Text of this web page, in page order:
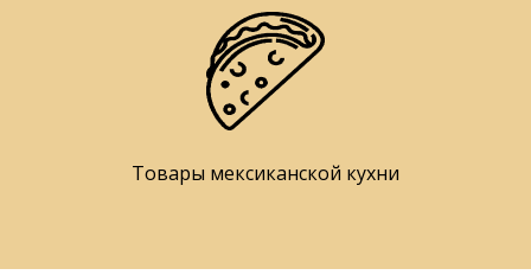
Товары мексиканской кухни